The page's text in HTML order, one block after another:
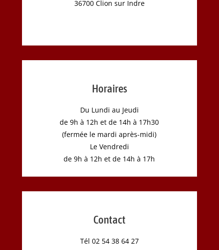
36700 Clion sur Indre
Horaires
Du Lundi au Jeudi
de 9h à 12h et de 14h à 17h30
(fermée le mardi après-midi)
Le Vendredi
de 9h à 12h et de 14h à 17h
Contact
Tél 02 54 38 64 27